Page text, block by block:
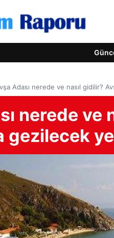
Adası nerede ve nasıl gidilir?
nerede ve
gezilecek